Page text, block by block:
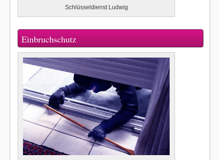
Schlüsseldienst Ludwig
Einbruchschutz